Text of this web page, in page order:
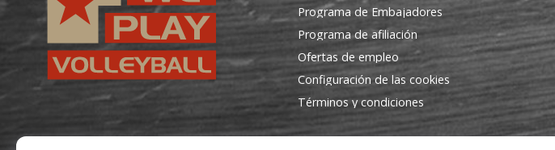
Programa de Embajadores
Programa de afiliación
Ofertas de empleo
Configuración de las cookies
Términos y condiciones